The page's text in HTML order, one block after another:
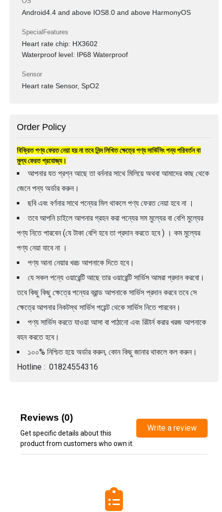
Android4.4 and above IOS8.0 and above HarmonyOS
SpecialFeatures
Heart rate chip: HX3602
Waterproof level: IP68 Waterproof
Sensor
Heart rate Sensor, SpO2
Order Policy
বিক্রিত পণ্য ফেরত নেয়া হয় না তবে নিন্ম লিখিত ক্ষেত্রে পণ্য সার্ভিসিং পন্য পরিবর্তন বা
মুল্য ফেরত প্রযোজ্য।
আপনার যত প্রশ্ন আছে তা বর্ননার সাথে মিলিয়ে অথবা আমাদের কাছ থেকে
জেনে পন্য অর্ডার করুন।
ছবি এবং বর্ণনার সাথে পন্যের মিল থাকলে পণ্য ফেরত নেয়া হবে না ।
তবে আপনি চাইলে আপনার গ্রহন করা পন্যের সম মুল্যের বা বেশি মুল্যের
পণ্য নিতে পারবেন (যে টাকা বেশি হবে তা প্রদান করতে হবে ) । কম মুল্যের
পণ্য নেয়া যাবে না ।
পণ্য আনা নেয়ার খরচ আপনাকে দিতে হবে।
যে সকল পন্যে ওয়ারেন্টি আছে তার ওয়ারেন্টি সার্ভিস আমরা প্রদান করবো।
তবে কিছু কিছু ক্ষেত্রে পন্যের ব্রান্ড আপনাকে সার্ভিস প্রদান করবে তবে সে
ক্ষেত্রে আপনার নিকটস্থ সার্ভিস পয়েন্ট থেকে সার্ভিস নিতে পারবেন।
পণ্য সার্ভিস করতে যাওয়া আসা বা পাঠানো এবং রিটার্ন করার খরজ আপনাকে
বহন করতে হবে।
১০০% নিশ্চিত হয়ে অর্ডার করুন, কোন কিছু জানার থাকলে কল করুন।
Hotline : 01824554316
Reviews (0)
Get specific details about this
product from customers who own it.
Write a review